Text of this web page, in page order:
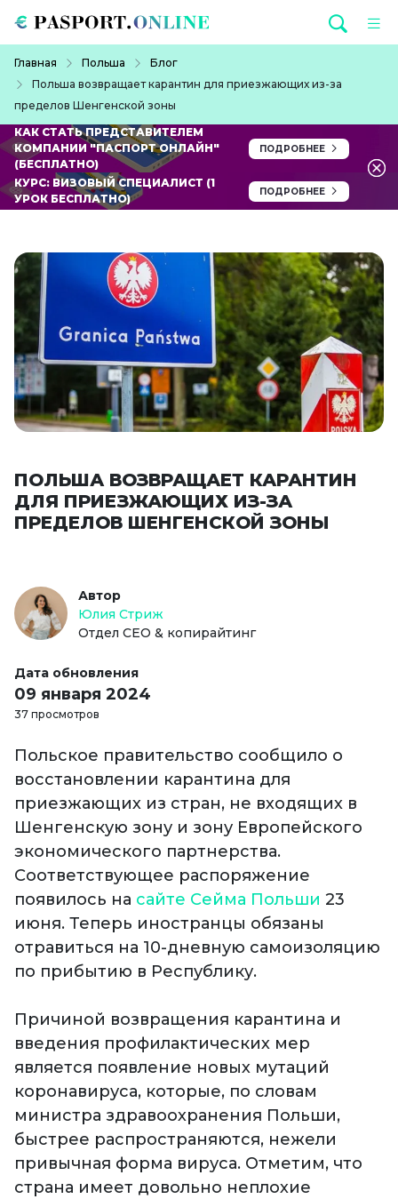
Главная Польша
Блог
Польша возвращает карантин для приезжающих из-за
пределов Шенгенской зоны
КАК СТАТЬ ПРЕДСТАВИТЕЛЕМ
КОМПАНИИ "ПАСПОРТ ОНЛАЙН"
(БЕСПЛАТНО)
ПОДРОБНЕЕ
КУРС: ВИЗОВЫЙ СПЕЦИАЛИСТ (1
УРОК БЕСПЛАТНО)
ПОДРОБНЕЕ
ПОЛЬША ВОЗВРАЩАЕТ КАРАНТИН
ДЛЯ ПРИЕЗЖАЮЩИХ ИЗ-ЗА
ПРЕДЕЛОВ ШЕНГЕНСКОЙ ЗОНЫ
Автор
Юлия Стриж
Отдел СЕО & копирайтинг
Дата обновления
09 января 2024
37 просмотров
Польское правительство сообщило о
восстановлении карантина для
приезжающих из стран, не входящих в
Шенгенскую зону и зону Европейского
экономического партнерства.
Соответствующее распоряжение
появилось на сайте Сейма Польши 23
июня. Теперь иностранцы обязаны
отравиться на 10-дневную самоизоляцию
по прибытию в Республику.
Причиной возвращения карантина и
введения профилактических мер
является появление новых мутаций
коронавируса, которые, по словам
министра здравоохранения Польши,
быстрее распространяются, нежели
привычная форма вируса. Отметим, что
страна имеет довольно неплохие